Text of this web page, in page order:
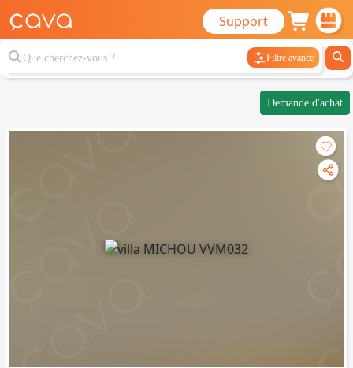
Support
Filtre avancé
Demande d'achat